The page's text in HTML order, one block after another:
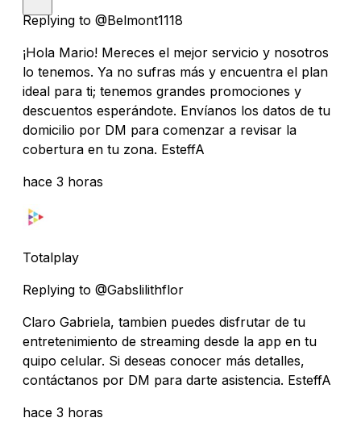
Replying to @Belmont1118
¡Hola Mario! Mereces el mejor servicio y nosotros
lo tenemos. Ya no sufras más y encuentra el plan
ideal para ti; tenemos grandes promociones y
descuentos esperándote. Envíanos los datos de tu
domicilio por DM para comenzar a revisar la
cobertura en tu zona. EsteffA
hace 3 horas
Totalplay
Replying to @Gabslilithflor
Claro Gabriela, tambien puedes disfrutar de tu
entretenimiento de streaming desde la app en tu
quipo celular. Si deseas conocer más detalles,
contáctanos por DM para darte asistencia. EsteffA
hace 3 horas